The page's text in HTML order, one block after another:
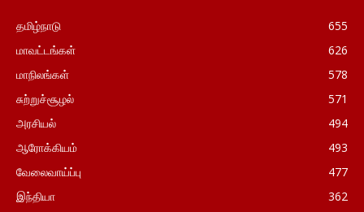
தமிழ்நாடு
655
மாவட்டங்கள்
626
மாநிலங்கள்
578
சுற்றுச்சூழல்
571
அரசியல்
494
ஆரோக்கியம்
493
வேலைவாய்ப்பு
477
இந்தியா
362